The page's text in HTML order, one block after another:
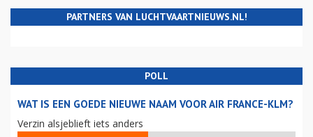
PARTNERS VAN LUCHTVAARTNIEUWS.NL!
POLL
WAT IS EEN GOEDE NIEUWE NAAM VOOR AIR FRANCE-KLM?
Verzin alsjeblieft iets anders